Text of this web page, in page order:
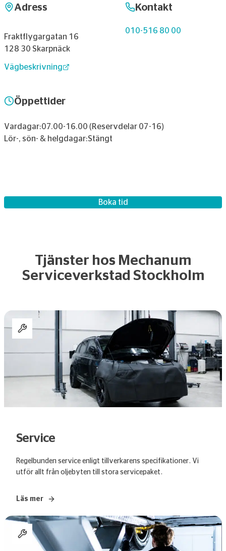
Adress
Fraktflygargatan 16
128 30 Skarpnäck
Vägbeskrivning
Kontakt
010-516 80 00
Öppettider
Vardagar:07.00-16.00 (Reservdelar 07-16)
Lör-, sön- & helgdagar:Stängt
Boka tid
Tjänster hos Mechanum
Serviceverkstad Stockholm
Service
Regelbunden service enligt tillverkarens specifikationer. Vi
utför allt från oljebyten till stora servicepaket.
Läs mer